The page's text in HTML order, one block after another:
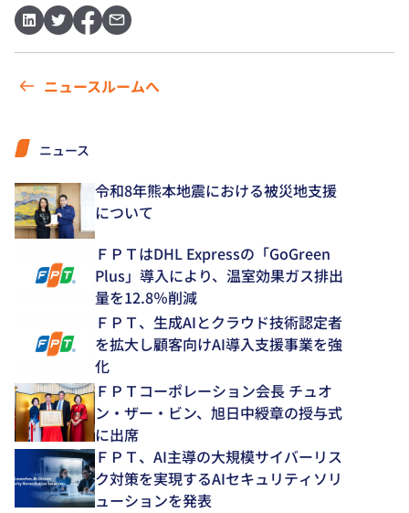
ニュースルームへ
ニュース
令和8年熊本地震における被災地支援
について
ＦＰＴはDHL Expressの「GoGreen
Plus」導入により、温室効果ガス排出
量を12.8％削減
ＦＰＴ、生成AIとクラウド技術認定者
を拡大し顧客向けAI導入支援事業を強
化
ＦＰＴコーポレーション会長 チュオ
ン・ザー・ビン、旭日中綬章の授与式
に出席
ＦＰＴ、AI主導の大規模サイバーリス
ク対策を実現するAIセキュリティソリ
ューションを発表